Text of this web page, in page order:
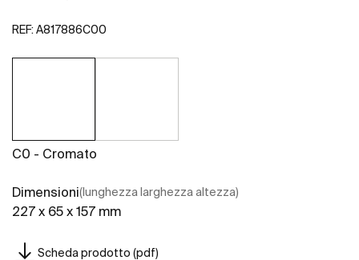
REF: A817886C00
C0 - Cromato
Dimensioni(lunghezza larghezza altezza)
227 x 65 x 157 mm
Scheda prodotto (pdf)